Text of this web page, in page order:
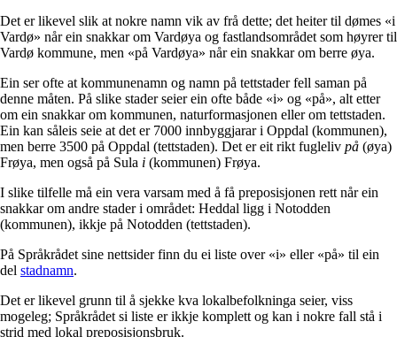
Det er likevel slik at nokre namn vik av frå dette; det heiter til dømes «i
Vardø» når ein snakkar om Vardøya og fastlandsområdet som høyrer til
Vardø kommune, men «på Vardøya» når ein snakkar om berre øya.
Ein ser ofte at kommunenamn og namn på tettstader fell saman på
denne måten. På slike stader seier ein ofte både «i» og «på», alt etter
om ein snakkar om kommunen, naturformasjonen eller om tettstaden.
Ein kan såleis seie at det er 7000 innbyggjarar i Oppdal (kommunen),
men berre 3500 på Oppdal (tettstaden). Det er eit rikt fugleliv på (øya)
Frøya, men også på Sula i (kommunen) Frøya.
I slike tilfelle må ein vera varsam med å få preposisjonen rett når ein
snakkar om andre stader i området: Heddal ligg i Notodden
(kommunen), ikkje på Notodden (tettstaden).
På Språkrådet sine nettsider finn du ei liste over «i» eller «på» til ein
del stadnamn.
Det er likevel grunn til å sjekke kva lokalbefolkninga seier, viss
mogeleg; Språkrådet si liste er ikkje komplett og kan i nokre fall stå i
strid med lokal preposisjonsbruk.